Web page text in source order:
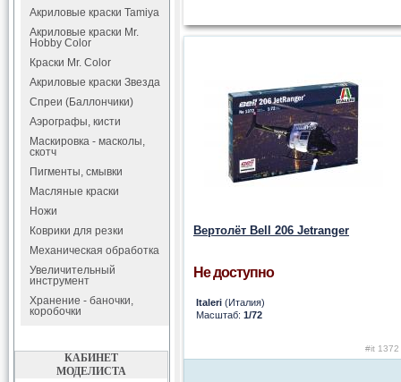
Вертолёт Bell 206 Jetranger
Не доступно
Italeri (Италия)
Масштаб: 1/72
#it 1372
Акриловые краски Tamiya
Акриловые краски Mr.
Hobby Color
Краски Mr. Color
Акриловые краски Звезда
Спреи (Баллончики)
Аэрографы, кисти
Маскировка - масколы,
скотч
Пигменты, смывки
Масляные краски
Ножи
Коврики для резки
Механическая обработка
Увеличительный
инструмент
Хранение - баночки,
коробочки
КАБИНЕТ
МОДЕЛИСТА